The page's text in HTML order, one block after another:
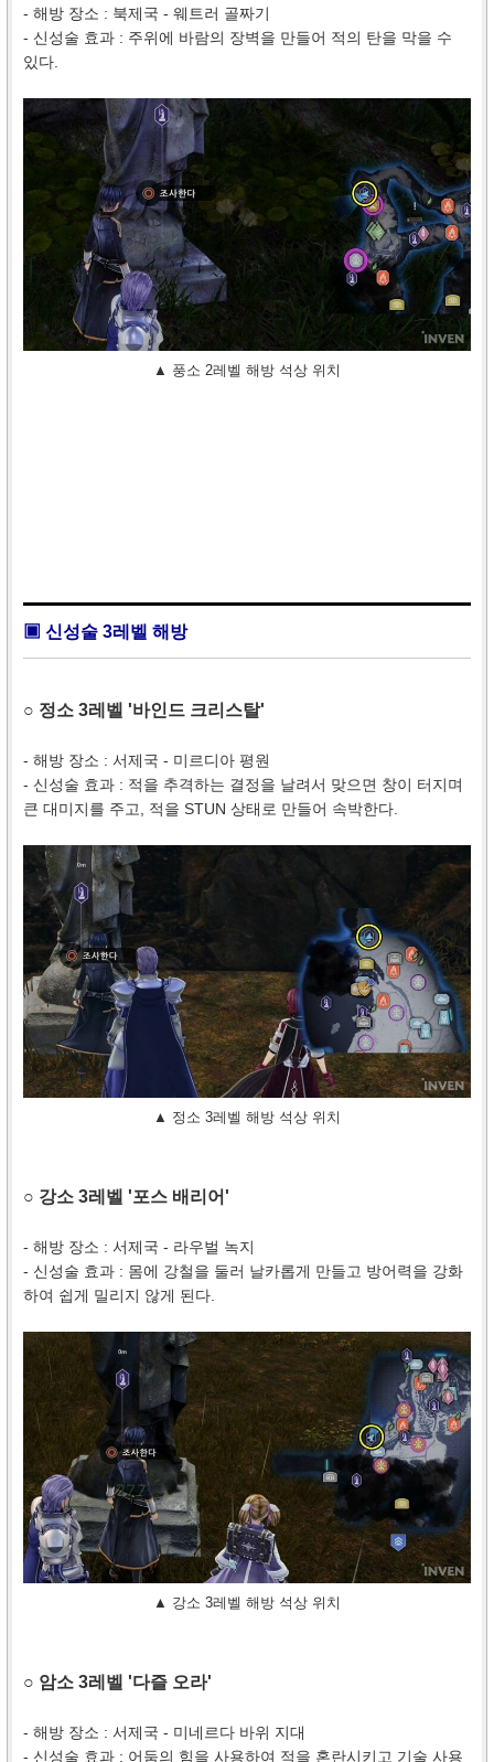
- 해방 장소 : 북제국 - 웨트러 골짜기
- 신성술 효과 : 주위에 바람의 장벽을 만들어 적의 탄을 막을 수
있다.
▲ 풍소 2레벨 해방 석상 위치
▣ 신성술 3레벨 해방
○ 정소 3레벨 '바인드 크리스탈'
- 해방 장소 : 서제국 - 미르디아 평원
- 신성술 효과 : 적을 추격하는 결정을 날려서 맞으면 창이 터지며
큰 대미지를 주고, 적을 STUN 상태로 만들어 속박한다.
▲ 정소 3레벨 해방 석상 위치
○ 강소 3레벨 '포스 배리어'
- 해방 장소 : 서제국 - 라우벌 녹지
- 신성술 효과 : 몸에 강철을 둘러 날카롭게 만들고 방어력을 강화
하여 쉽게 밀리지 않게 된다.
▲ 강소 3레벨 해방 석상 위치
○ 암소 3레벨 '다즐 오라'
- 해방 장소 : 서제국 - 미네르다 바위 지대
- 신성술 효과 : 어둠의 힘을 사용하여 적을 혼란시키고 기술 사용